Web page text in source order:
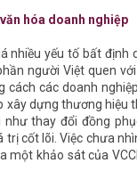
hóa doanh nghiệp
nhiều yếu tố bất
người Việt quen
cách các doanh
xây dựng thương
như thay đổi đồng
trị cốt lõi. Việc chưa
một khảo sát của